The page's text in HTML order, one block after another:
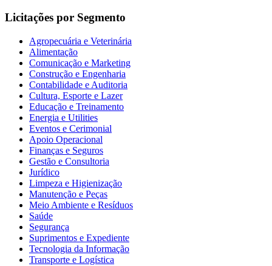
Licitações por Segmento
Agropecuária e Veterinária
Alimentação
Comunicação e Marketing
Construção e Engenharia
Contabilidade e Auditoria
Cultura, Esporte e Lazer
Educação e Treinamento
Energia e Utilities
Eventos e Cerimonial
Apoio Operacional
Finanças e Seguros
Gestão e Consultoria
Jurídico
Limpeza e Higienização
Manutenção e Peças
Meio Ambiente e Resíduos
Saúde
Segurança
Suprimentos e Expediente
Tecnologia da Informação
Transporte e Logística